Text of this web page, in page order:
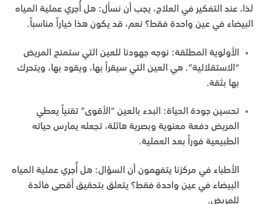
لذا، عند التفكير في العلاج، يجب أن نسأل: هل أُجري عملية المياه
البيضاء في عين واحدة فقط؟ نعم، قد يكون هذا خياراً مناسباً.
الأولوية المطلقة: نوجه جهودنا للعين التي ستمنح المريض
“الاستقلالية”. هي العين التي سيقرأ بها، ويقود بها، ويتحرك
بها بثقة.
تحسين جودة الحياة: البدء بالعين “الأقوى” تقنياً يعطي
المريض دفعة معنوية وبصرية هائلة، تجعله يمارس حياته
الطبيعية فوراً بعد العملية.
الأطباء في مركزنا يتفهمون أن السؤال: هل أُجري عملية المياه
البيضاء في عين واحدة فقط؟ يتعلق بتحقيق أقصى فائدة
للمريض.